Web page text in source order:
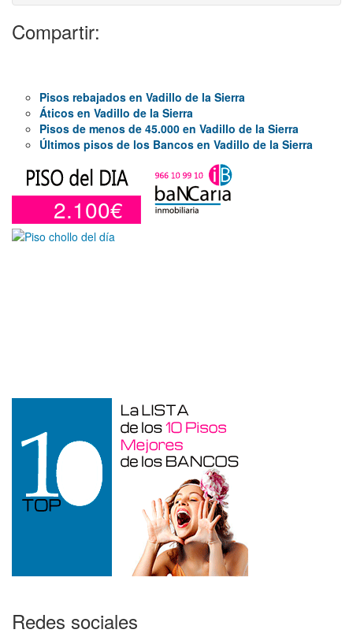
Compartir:
Pisos rebajados en Vadillo de la Sierra
Áticos en Vadillo de la Sierra
Pisos de menos de 45.000 en Vadillo de la Sierra
Últimos pisos de los Bancos en Vadillo de la Sierra
2.100€
Redes sociales